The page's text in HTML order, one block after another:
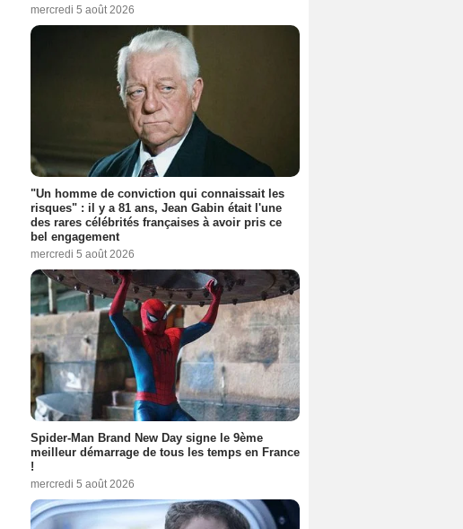
mercredi 5 août 2026
"Un homme de conviction qui connaissait les
risques" : il y a 81 ans, Jean Gabin était l'une
des rares célébrités françaises à avoir pris ce
bel engagement
mercredi 5 août 2026
Spider-Man Brand New Day signe le 9ème
meilleur démarrage de tous les temps en France
!
mercredi 5 août 2026